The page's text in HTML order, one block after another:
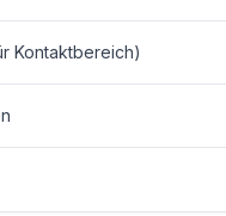
Kontaktbereich)